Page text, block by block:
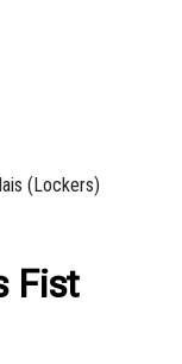
(Lockers)
Fist